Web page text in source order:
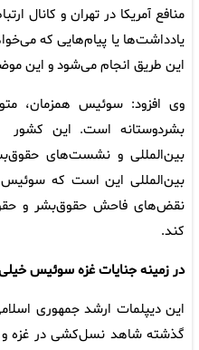
منافع آمریکا در تهران و کانال
یادداشت‌ها یا پیام‌هایی که
این طریق انجام می‌شود و این
وی افزود: سوئیس همزمان،
‌بشردوستانه است. این کشور
بین‌المللی و نشست‌های
بین‌المللی این است که
نقض‌های فاحش حقوق‌بشر و
کند.
در زمینه جنایات غزه سوئیس